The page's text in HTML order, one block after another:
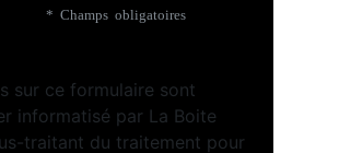
* Champs obligatoires
sur ce formulaire sont
informatisé par La Boite
traitant du traitement pour